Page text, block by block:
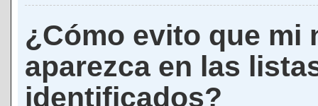
¿Cómo evito que mi
aparezca en las
identificados?